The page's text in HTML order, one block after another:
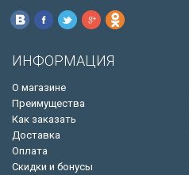
ИНФОРМАЦИЯ
О магазине
Преимущества
Как заказать
Доставка
Оплата
Скидки и бонусы